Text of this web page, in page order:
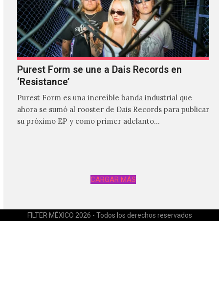
Purest Form se une a Dais Records en
‘Resistance’
Purest Form es una increíble banda industrial que
ahora se sumó al rooster de Dais Records para publicar
su próximo EP y como primer adelanto…
CARGAR MÁS
FILTER MÉXICO 2026 - Todos los derechos reservados